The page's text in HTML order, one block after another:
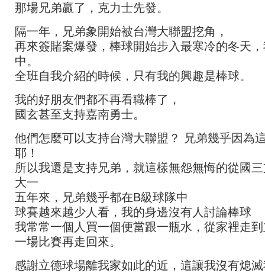
那場兄弟贏了，克力士先發。
隔一年，兄弟象開始被台灣大聯盟挖角，
再來簽賭案爆發，棒球開始步入最寒冷的冬天
中。
全班自我介紹的時候，只有我的興趣是棒球。
我的好朋友們都不再看職棒了，
國玄甚至支持嘉南勇士。
他們怎麼可以支持台灣大聯盟？ 兄弟幾乎因為
耶！
所以我還是支持兄弟，就這樣無怨無悔的從國
大一
五年來，兄弟幾乎都在B級球隊中
球賽越來越少人看，我的身邊沒有人討論棒球
我常常一個人買一個便當跟一瓶水，從家裡走
一場比賽再走回來。
感謝立德球場離我家如此的近，這讓我沒有熄